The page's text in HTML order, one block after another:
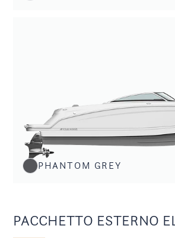
PHANTOM GREY
PACCHETTO ESTERNO